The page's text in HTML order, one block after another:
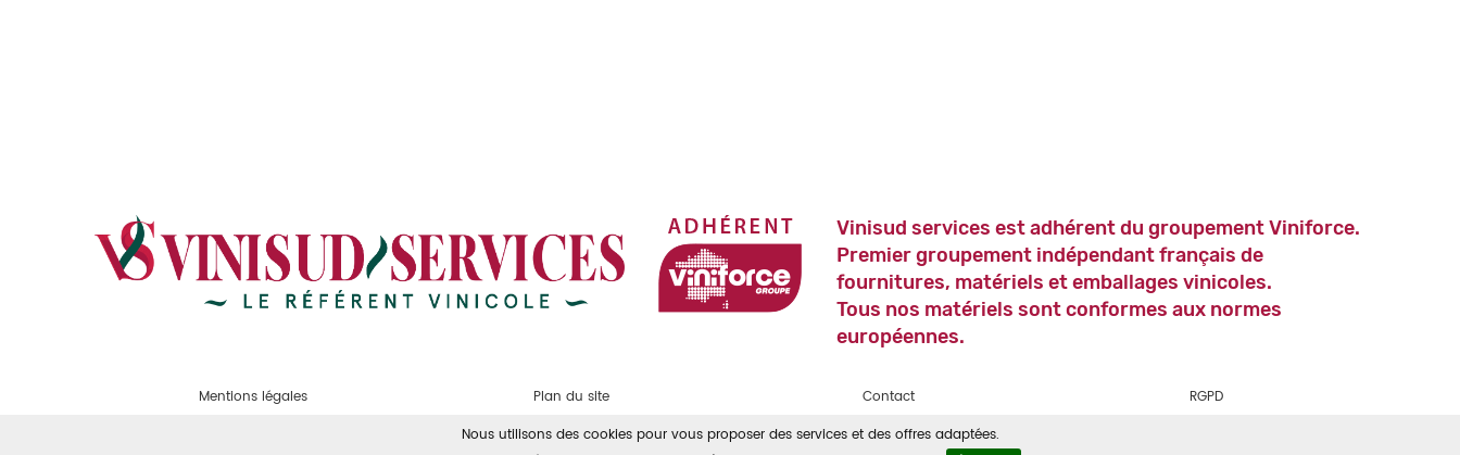
Nous utilisons des cookies pour vous proposer des services et des offres adaptées.
Vinisud services est adhérent du groupement Viniforce.
Premier groupement indépendant français de
fournitures, matériels et emballages vinicoles.
Tous nos matériels sont conformes aux normes
européennes.
Mentions légales Plan du site Contact RGPD